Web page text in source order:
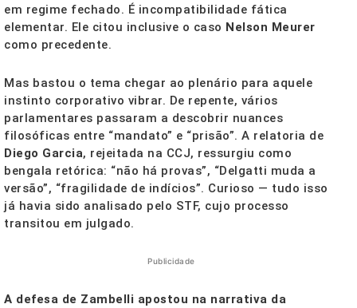
em regime fechado. É incompatibilidade fática
elementar. Ele citou inclusive o caso Nelson Meurer
como precedente.
Mas bastou o tema chegar ao plenário para aquele
instinto corporativo vibrar. De repente, vários
parlamentares passaram a descobrir nuances
filosóficas entre “mandato” e “prisão”. A relatoria de
Diego Garcia, rejeitada na CCJ, ressurgiu como
bengala retórica: “não há provas”, “Delgatti muda a
versão”, “fragilidade de indícios”. Curioso — tudo isso
já havia sido analisado pelo STF, cujo processo
transitou em julgado.
Publicidade
A defesa de Zambelli apostou na narrativa da